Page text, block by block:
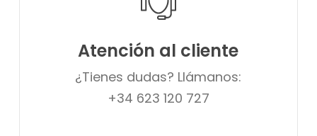
Atención al cliente
¿Tienes dudas? Llámanos:
+34 623 120 727